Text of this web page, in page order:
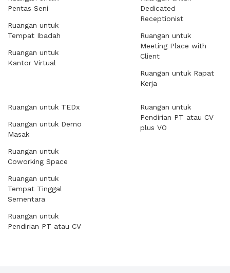
Pentas Seni
Ruangan untuk
Tempat Ibadah
Ruangan untuk
Kantor Virtual
Dedicated
Receptionist
Ruangan untuk
Meeting Place with
Client
Ruangan untuk Rapat
Kerja
Ruangan untuk TEDx
Ruangan untuk Demo
Masak
Ruangan untuk
Coworking Space
Ruangan untuk
Tempat Tinggal
Sementara
Ruangan untuk
Pendirian PT atau CV
Ruangan untuk
Pendirian PT atau CV
plus VO